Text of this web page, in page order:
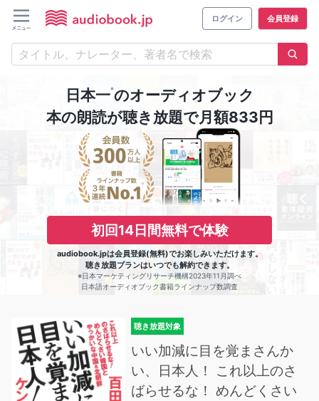
ログイン 会員登録
日本一※のオーディオブック
本の朗読が聴き放題で月額833円
初回14日間無料で体験
audiobook.jpは会員登録(無料)でお楽しみいただけます。
聴き放題プランはいつでも解約できます。
※日本マーケティングリサーチ機構2023年11月調べ
日本語オーディオブック書籍ラインナップ数調査
聴き放題対象
いい加減に目を覚まさんか
い、日本人！ これ以上のさ
ばらせるな！ めんどくさい